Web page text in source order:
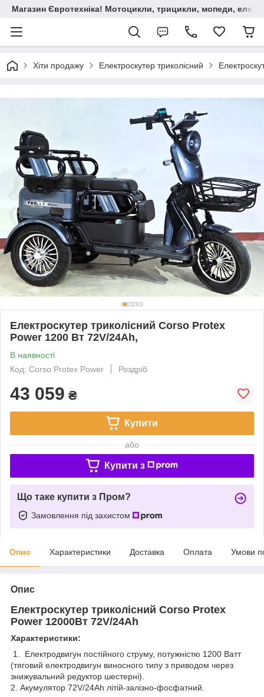
Магазин Євротехніка! Мотоцикли, трицикли, мопеди,
Хіти продажу Електроскутер триколісний
Електроскутер триколісний Corso Protex
Power 1200 Вт 72V/24Ah,
В наявності
Код: Corso Protex Power
Роздріб
43 059 ₴
Купити
або
Купити з
Що таке купити з Пром?
Замовлення під захистом
Опис Характеристики Доставка Оплата Умови
Опис
Електроскутер триколісний Corso Protex
Power 12000Вт 72V/24Ah
Характеристики:
1. Електродвигун постійного струму, потужністю 1200 Ватт
(тяговий електродвигун виносного типу з приводом через
знижувальний редуктор шестерні).
2. Акумулятор 72V/24Ah літій-залізно-фосфатний.